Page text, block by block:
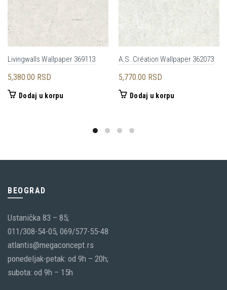
Livingwalls Wallpaper 369113
5,380.00 RSD
Dodaj u korpu
A.S. Création Wallpaper 362073
5,770.00 RSD
Dodaj u korpu
BEOGRAD
Ustanička 83 – 85;
011/308-54-05, 069/577-55-48
atlantis@megaconcept.rs
ponedeljak-petak: od 9h – 20h;
subota: od 9h – 15h